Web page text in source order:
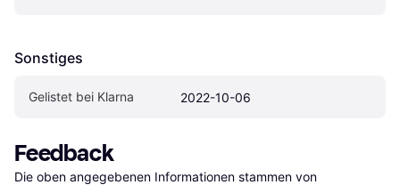
Sonstiges
Gelistet bei Klarna 2022-10-06
Feedback
Die oben angegebenen Informationen stammen von